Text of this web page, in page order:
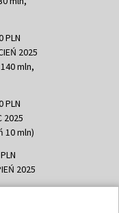
PLN
2025
mln,
PLN
2025
10 mln)
2025